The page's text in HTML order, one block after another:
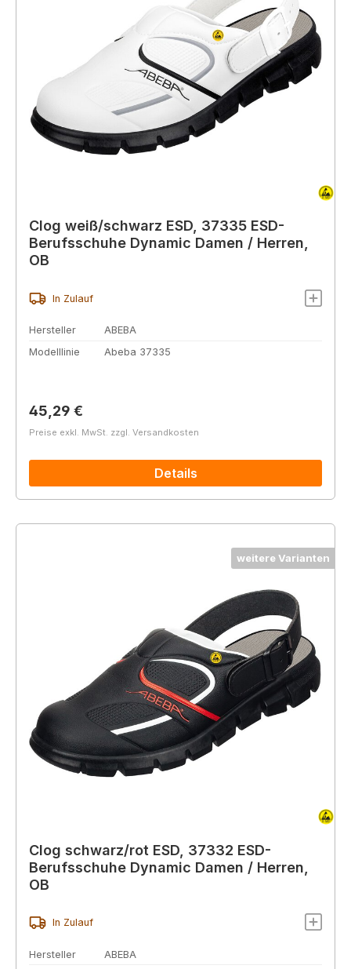
Clog weiß/schwarz ESD, 37335 ESD-
Berufsschuhe Dynamic Damen / Herren,
OB
In Zulauf
Hersteller
ABEBA
Modelllinie
Abeba 37335
Regulärer Preis:
45,29 €
Preise exkl. MwSt. zzgl. Versandkosten
Details
weitere Varianten
Clog schwarz/rot ESD, 37332 ESD-
Berufsschuhe Dynamic Damen / Herren,
OB
In Zulauf
Hersteller
ABEBA